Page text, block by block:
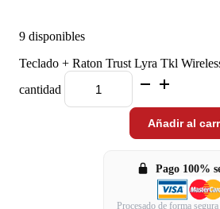
9 disponibles
Teclado + Raton Trust Lyra Tkl
cantidad
Añadir al
Pago 100%
Procesado de forma